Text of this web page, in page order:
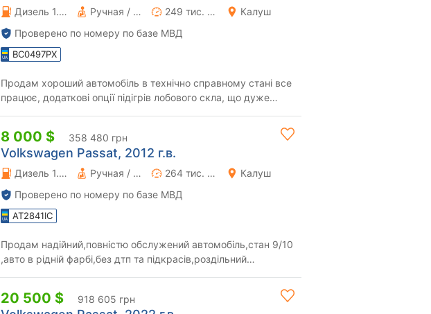
Дизель 1.6 л. Ручная / Механика 249 тис. км
Калуш
Проверено по номеру по базе МВД
BC0497PX
Продам хороший автомобіль в технічно справному стані все
працює, додаткові опції підігрів лобового скла, що дуже
8 000 $ 358 480 грн
Volkswagen Passat, 2012 г.в.
Дизель 1.6 л. Ручная / Механика 264 тис. км
Калуш
Проверено по номеру по базе МВД
AT2841IC
Продам надійний,повністю обслужений автомобіль,стан 9/10
,авто в рідній фарбі,без дтп та підкрасів,роздільний
20 500 $ 918 605 грн